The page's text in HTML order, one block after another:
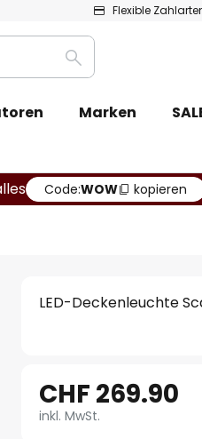
Flexible
Suche
Marken
Code:WOW kopieren
LED-Deckenleuchte
CHF 269.90
inkl. MwSt.